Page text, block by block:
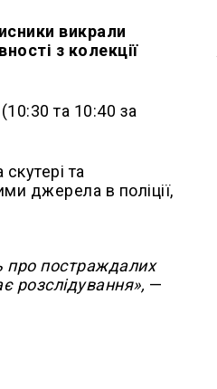
викрали
з колекції
та 10:40 за
та
джерела в поліції,
про постраждалих
розслідування», —